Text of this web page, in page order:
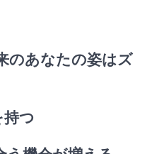
のあなたの姿はズ
持つ